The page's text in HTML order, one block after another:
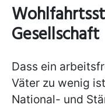
Gesellschaft
Dass ein
Väter zu wenig
National- und